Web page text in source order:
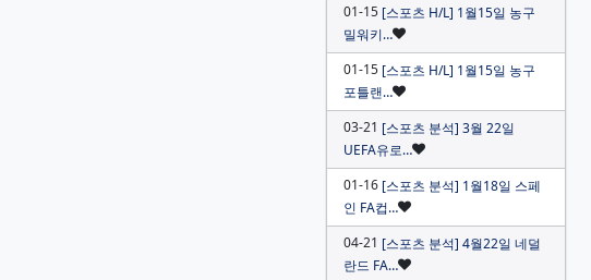
01-15 [스포츠 H/L] 1월15일 농구
밀워키…
인기글
01-15 [스포츠 H/L] 1월15일 농구
포틀랜…
인기글
03-21 [스포츠 분석] 3월 22일
UEFA유로…
인기글
01-16 [스포츠 분석] 1월18일 스페
인 FA컵…
인기글
04-21 [스포츠 분석] 4월22일 네덜
란드 FA…
인기글